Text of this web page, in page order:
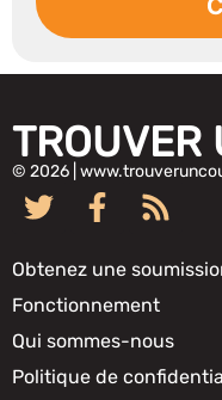
TROUVER
© 2026 |
Obtenez une
Fonctionnement
Qui sommes-nous
Politique de